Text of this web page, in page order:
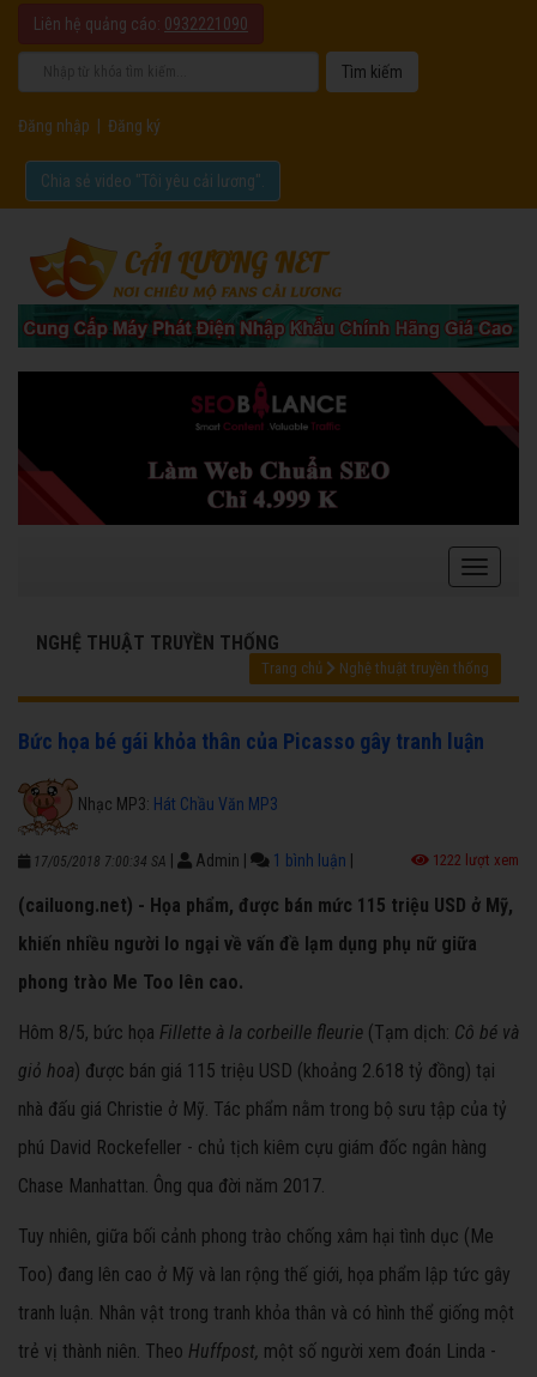
Liên hệ quảng cáo: 0932221090
Đăng nhập Đăng ký
Chia sẻ video "Tôi yêu cải lương".
NGHỆ THUẬT TRUYỀN THỐNG
Trang chủ Nghệ thuật truyền thống
Bức họa bé gái khỏa thân của Picasso gây tranh luận
Nhạc MP3: Hát Chầu Văn MP3
17/05/2018 7:00:34 SA Admin 1 bình luận 1222 lượt xem
(cailuong.net) - Họa phẩm, được bán mức 115 triệu USD ở Mỹ,
khiến nhiều người lo ngại về vấn đề lạm dụng phụ nữ giữa
phong trào Me Too lên cao.
Hôm 8/5, bức họa Fillette à la corbeille fleurie (Tạm dịch: Cô bé và
giỏ hoa) được bán giá 115 triệu USD (khoảng 2.618 tỷ đồng) tại
nhà đấu giá Christie ở Mỹ. Tác phẩm nằm trong bộ sưu tập của tỷ
phú David Rockefeller - chủ tịch kiêm cựu giám đốc ngân hàng
Chase Manhattan. Ông qua đời năm 2017.
Tuy nhiên, giữa bối cảnh phong trào chống xâm hại tình dục (Me
Too) đang lên cao ở Mỹ và lan rộng thế giới, họa phẩm lập tức gây
tranh luận. Nhân vật trong tranh khỏa thân và có hình thể giống một
trẻ vị thành niên. Theo Huffpost, một số người xem đoán Linda -